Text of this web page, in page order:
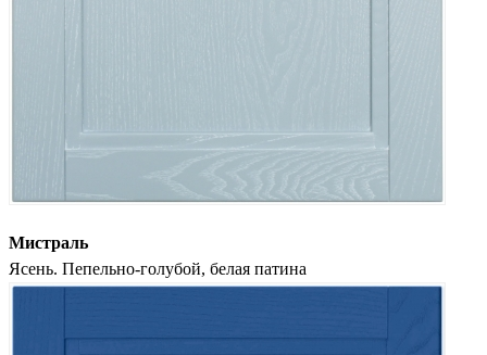
Мистраль
Ясень. Пепельно-голубой, белая патина